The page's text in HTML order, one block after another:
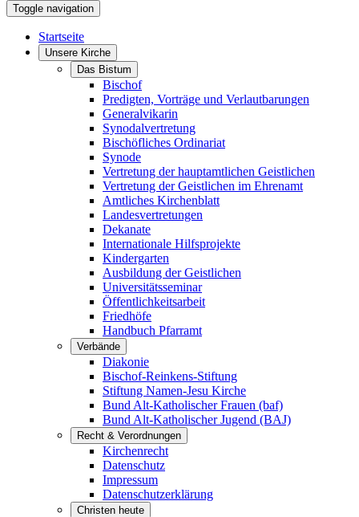
Toggle navigation
Startseite
Unsere Kirche
Das Bistum
Bischof
Predigten, Vorträge und Verlautbarungen
Generalvikarin
Synodalvertretung
Bischöfliches Ordinariat
Synode
Vertretung der hauptamtlichen Geistlichen
Vertretung der Geistlichen im Ehrenamt
Amtliches Kirchenblatt
Landesvertretungen
Dekanate
Internationale Hilfsprojekte
Kindergarten
Ausbildung der Geistlichen
Universitätsseminar
Öffentlichkeitsarbeit
Friedhöfe
Handbuch Pfarramt
Verbände
Diakonie
Bischof-Reinkens-Stiftung
Stiftung Namen-Jesu Kirche
Bund Alt-Katholischer Frauen (baf)
Bund Alt-Katholischer Jugend (BAJ)
Recht & Verordnungen
Kirchenrecht
Datenschutz
Impressum
Datenschutzerklärung
Christen heute